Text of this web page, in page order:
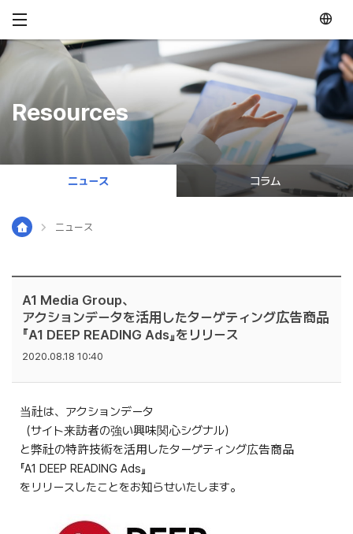
ニュース
Resources
ニュース コラム
A1 Media Group、
アクションデータを活用したターゲティング広告商品
『A1 DEEP READING Ads』をリリース
2020.08.18 10:40
当社は、アクションデータ
（サイト来訪者の強い興味関心シグナル）
と弊社の特許技術を活用したターゲティング広告商品
『A1 DEEP READING Ads』
をリリースしたことをお知らせいたします。